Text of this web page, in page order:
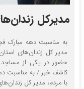
مدیرکل
به مناسبت دهه مبارک
مدیر کل زندان‌های
حضور در یکی از
کاشف خبر / به مناسبت
با مردم، مدیر کل